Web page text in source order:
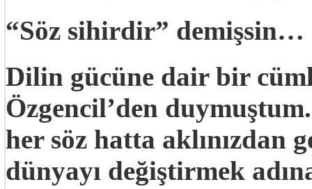
“Söz sihirdir” demişsin…
Dilin gücüne dair bir
Özgencil’den
her söz hatta
dünyayı değiştirmek